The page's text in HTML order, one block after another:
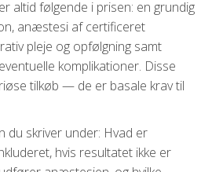
altid følgende i prisen: en grundig
anæstesi af certificeret
pleje og opfølgning samt
komplikationer. Disse
tilkøb — de er basale krav til
du skriver under: Hvad er
hvis resultatet ikke er